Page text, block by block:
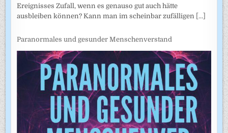
Ereignisses Zufall, wenn es genauso gut auch hätte
ausbleiben können? Kann man im scheinbar zufälligen [...]
Paranormales und gesunder Menschenverstand